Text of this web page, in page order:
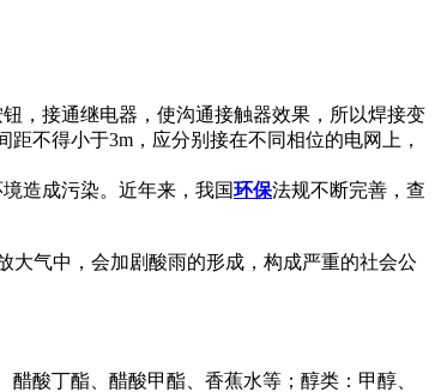
，接通继电器，使沟通接触器效果，所以焊接变
不得小于3m，应分别接在不同相位的电网上，
造成污染。近年来，我国环保法规不断完善，查
大气中，会加剧酸雨的形成，构成严重的社会公
酸丁酯、醋酸甲酯、香蕉水等；醇类：甲醇、